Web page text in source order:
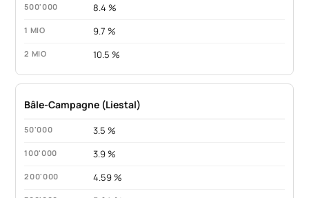
8.4 %
9.7 %
10.5 %
Bâle-Campagne (Liestal)
3.5 %
3.9 %
4.59 %